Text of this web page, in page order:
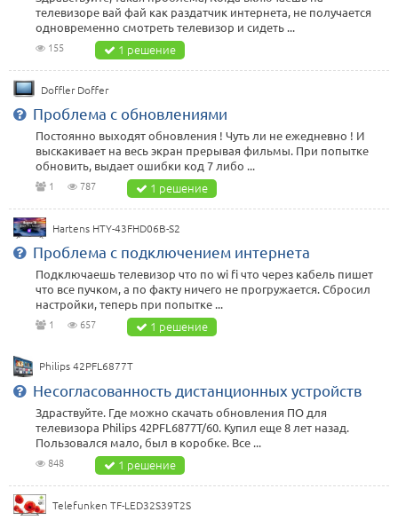
телевизоре вай фай как раздатчик интернета, не получается
одновременно смотреть телевизор и сидеть ...
155 1 решение
Doffler Doffer
Проблема с обновлениями
Постоянно выходят обновления ! Чуть ли не ежедневно ! И
выскакивает на весь экран прерывая фильмы. При попытке
обновить, выдает ошибки код 7 либо ...
1 787 1 решение
Hartens HTY-43FHD06B-S2
Проблема с подключением интернета
Подключаешь телевизор что по wi fi что через кабель пишет
что все пучком, а по факту ничего не прогружается. Сбросил
настройки, теперь при попытке ...
1 657 1 решение
Philips 42PFL6877T
Несогласованность дистанционных устройств
Здраствуйте. Где можно скачать обновления ПО для
телевизора Philips 42PFL6877T/60. Купил еще 8 лет назад.
Пользовался мало, был в коробке. Все ...
848 1 решение
Telefunken TF-LED32S39T2S